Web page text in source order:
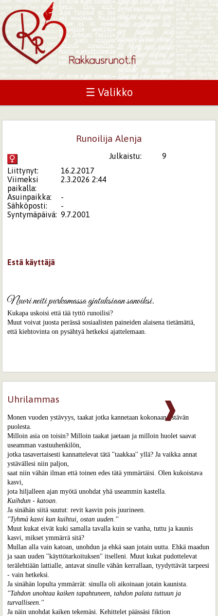
☰ Valikko
Runoilija Alenja
Julkaistu:
9
Liittynyt:
16.2.2017
Viimeksi
paikalla:
2.3.2026 2:44
Asuinpaikka:
-
Sähköposti:
-
Syntymäpäivä: 9.7.2001
Estä käyttäjä
Nuori neiti purkamassa ajatuksiaan sanoiksi.
Kukapa uskoisi että tää tyttö runoilisi?
Muut voivat juosta perässä sosiaalisten paineiden alaisena tietämättä,
että kiehtovinta on pysähtyä hetkeksi ajattelemaan.
❱
Uhrilammas
Monen vuoden ystävyys, taakat jotka kannetaan kokonaan ystävän
puolesta.
Milloin asia on toisin? Milloin taakat jaetaan ja milloin huolet saavat
useamman vastuuhenkilön,
jotka tasavertaisesti kannattelevat tätä ''taakkaa'' yllä? Ja vaikka annat
ystävällesi niin paljon,
saat niin vähän ilman että toinen edes tätä ymmärtäisi. Olen kukoistava
kasvi,
jota hiljalleen ajan myötä unohdat yhä useammin kastella.
Kuihdun - katoan.
Ja sinähän siitä suutut: revit kasvin pois juurineen.
''Tyhmä kasvi kun kuihtui, ostan uuden.''
Muut kukat eivät kuki samalla tavalla kuin se vanha, tuttu ja kaunis
kasvi, mikset ymmärrä sitä?
Mullan alla vain katoan, unohdun ja ehkä saan jotain uutta. Ehkä maadun
ja saan uuden ''käyttötarkoituksen'' itselleni. Muut kukat pudottelevat
terälehtiään lattialle, antavat sinulle vähän kerrallaan, tyydyttävät tarpeesi
- vain hetkeksi.
Ja sinähän lopulta ymmärrät: sinulla oli aikoinaan jotain kaunista.
''Tahdon unohtaa kaiken tapahtuneen, tahdon palata tuttuun ja
turvalliseen.''
Ja näin unohdat kaiken tekemäsi. Kehittelet päässäsi fiktion